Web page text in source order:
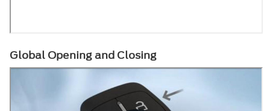
Global Opening and Closing